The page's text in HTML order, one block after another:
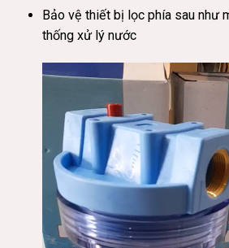
Bảo vệ thiết bị lọc phía sau như
thống xử lý nước
Trình
Video